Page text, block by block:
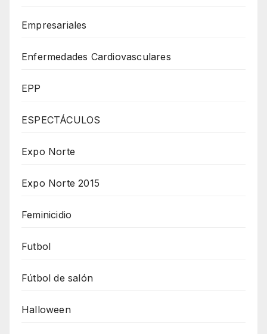
Empresariales
Enfermedades Cardiovasculares
EPP
ESPECTÁCULOS
Expo Norte
Expo Norte 2015
Feminicidio
Futbol
Fútbol de salón
Halloween